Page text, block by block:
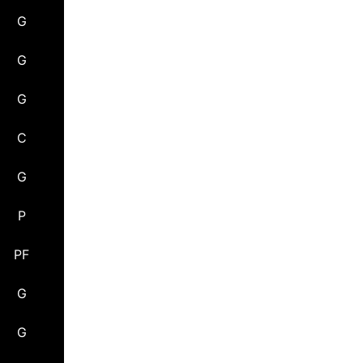
G
G
G
C
G
P
PF
G
G